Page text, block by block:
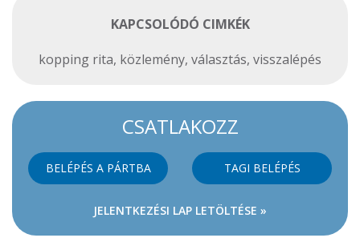
KAPCSOLÓDÓ CIMKÉK
kopping rita, közlemény, választás, visszalépés
CSATLAKOZZ
BELÉPÉS A PÁRTBA TAGI BELÉPÉS
JELENTKEZÉSI LAP LETÖLTÉSE »